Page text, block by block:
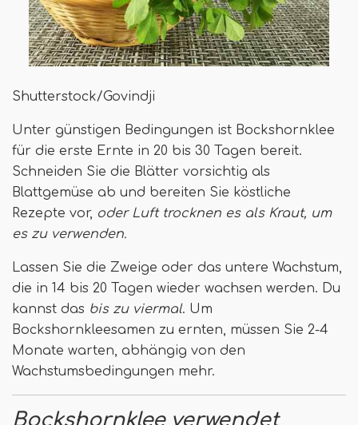
Shutterstock/Govindji
Unter günstigen Bedingungen ist Bockshornklee
für die erste Ernte in 20 bis 30 Tagen bereit.
Schneiden Sie die Blätter vorsichtig als
Blattgemüse ab und bereiten Sie köstliche
Rezepte vor, oder Luft trocknen es als Kraut, um
es zu verwenden.
Lassen Sie die Zweige oder das untere Wachstum,
die in 14 bis 20 Tagen wieder wachsen werden. Du
kannst das bis zu viermal. Um
Bockshornkleesamen zu ernten, müssen Sie 2-4
Monate warten, abhängig von den
Wachstumsbedingungen mehr.
Bockshornklee verwendet